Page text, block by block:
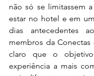
não só se limitassem
estar no hotel e em
dias antecedentes
membros da Conectas
claro que o
experiência a mais